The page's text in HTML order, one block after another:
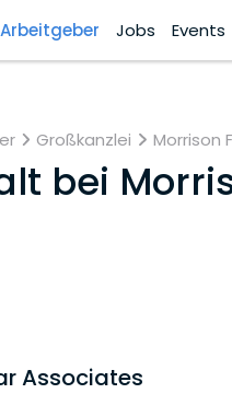
Arbeitgeber Jobs Events
Großkanzlei Morrison
bei
Associates